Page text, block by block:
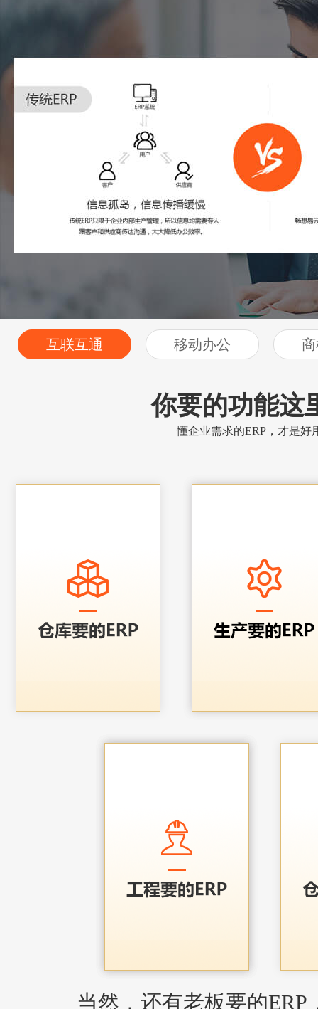
互联互通 移动办公
你要的功能这
懂企业需求的ERP，才是好
当然，还有老板要的ERP